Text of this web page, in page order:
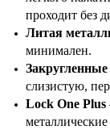
проходит без
Литая
минимален.
слизистую,
Lock One Plus